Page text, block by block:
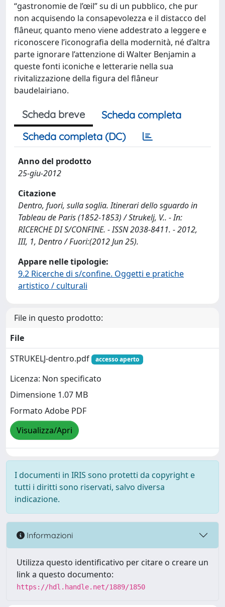
“gastronomie de l’œil” su di un pubblico, che pur
non acquisendo la consapevolezza e il distacco del
flâneur, quanto meno viene addestrato a leggere e
riconoscere l’iconografia della modernità, né d’altra
parte ignorare l’attenzione di Walter Benjamin a
queste fonti iconiche e letterarie nella sua
rivitalizzazione della figura del flâneur
baudelairiano.
Scheda breve
Scheda completa
Scheda completa (DC)
Anno del prodotto
25-giu-2012
Citazione
Dentro, fuori, sulla soglia. Itinerari dello sguardo in
Tableau de Paris (1852-1853) / Strukelj, V.. - In:
RICERCHE DI S/CONFINE. - ISSN 2038-8411. - 2012,
III, 1, Dentro / Fuori:(2012 Jun 25).
Appare nelle tipologie:
9.2 Ricerche di s/confine. Oggetti e pratiche
artistico / culturali
File in questo prodotto:
File
STRUKELJ-dentro.pdf
accesso aperto
Licenza: Non specificato
Dimensione 1.07 MB
Formato Adobe PDF
Visualizza/Apri
I documenti in IRIS sono protetti da copyright e
tutti i diritti sono riservati, salvo diversa
indicazione.
Informazioni
Utilizza questo identificativo per citare o creare un
link a questo documento:
https://hdl.handle.net/1889/1850